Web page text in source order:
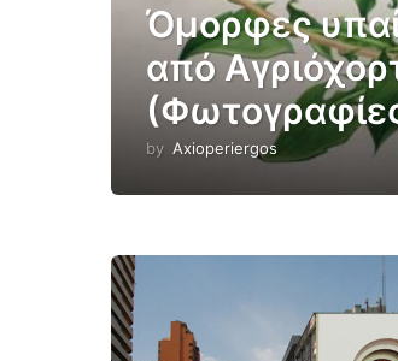
Όμορφες
από
by Axioperiergos